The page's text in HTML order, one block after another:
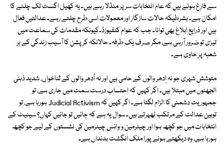
سے فارغ ہوئے ہیں کہ عام انتخابات سر پر منڈلا رہے ہیں۔ یہ کھیل اگست تک چلنے کا
امکان ہے۔ بشرطیکہ حالات سازگار اور معمولات اسی طرح چلتے رہے۔ عدالتیں فعال
ہیں اور ذرایع ابلاغ بھی توانا۔ جب کہ عوام کنفیوزڈ۔کیونکہ مقدمات کی سماعت میں
تیزی تو ضرور آرہی ہے، مگر صرف یک طرفہ۔ حالانکہ کرپشن کا آسیب زندگی کے ہر
شعبہ پر حاوی ہے۔
متوشش شہری جو نہ اِدھر والوں کے حامی ہیں اور نہ اُدھر والوں کے ثناخواں، شدید ذہنی
الجھنوں میں مبتلا ہیں۔ اگر کہیں کہ احتساب درست سمت میں جاری ہے، تو
جمہوریت دشمنی کا الزام لگتا ہے۔ اگر کہیں کہ Judicial Activism ہورہا ہے، تو
توہین عدالت کے مرتکب ٹھہرتے ہیں۔ سوال یہ ہے کہ جائیں تو جائیں کہاں؟ سینیٹ کے
انتخابات میں جو کچھ ہوا اور چیئرمین و وائس چیئرمین کی نشستوں کے لیے جو کچھ
ہورہا ہے، وہ دیکھتے ہوئے پورا ملک انگشت بدنداں ہے۔